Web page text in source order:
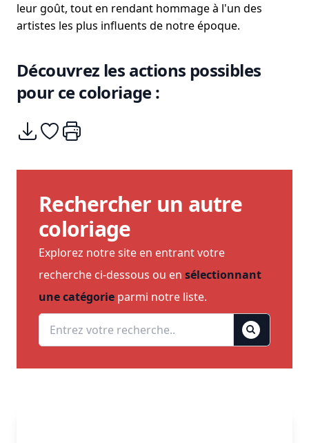
leur goût, tout en rendant hommage à l'un des
artistes les plus influents de notre époque.
Découvrez les actions possibles
pour ce coloriage :
Télécharger
Ajouter à mes coups de coeurs
Imprimer
Rechercher un autre
coloriage
Explorez notre site en entrant votre
recherche ci-dessous ou en sélectionnant
une catégorie parmi notre liste.